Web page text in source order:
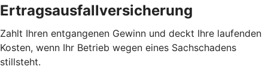
Ertragsausfallversicherung
Zahlt Ihren entgangenen Gewinn und deckt Ihre laufenden
Kosten, wenn Ihr Betrieb wegen eines Sachschadens
stillsteht.